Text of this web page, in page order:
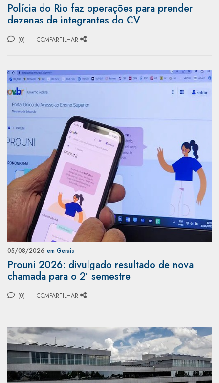
Polícia do Rio faz operações para prender
dezenas de integrantes do CV
(0) COMPARTILHAR
05/08/2026 em Gerais
Prouni 2026: divulgado resultado de nova
chamada para o 2º semestre
(0) COMPARTILHAR